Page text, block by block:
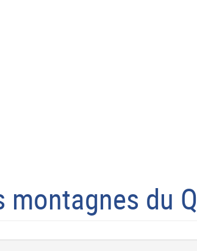
montagnes du